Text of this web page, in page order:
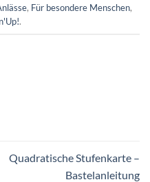
, Für besondere Menschen,
.
Quadratische Stufenkarte –
Bastelanleitung